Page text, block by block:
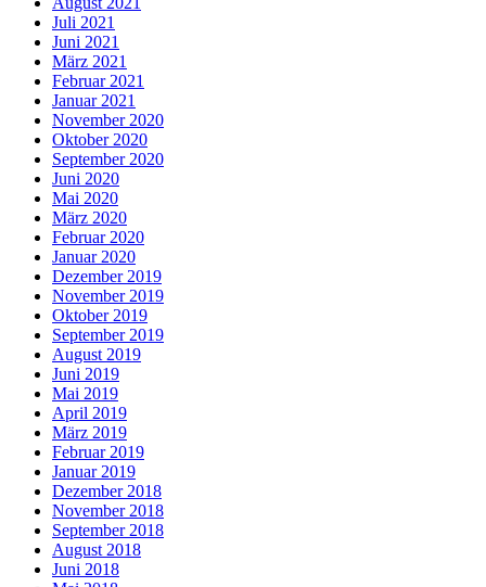
Juli 2021
Juni 2021
März 2021
Februar 2021
Januar 2021
November 2020
Oktober 2020
September 2020
Juni 2020
Mai 2020
März 2020
Februar 2020
Januar 2020
Dezember 2019
November 2019
Oktober 2019
September 2019
August 2019
Juni 2019
Mai 2019
April 2019
März 2019
Februar 2019
Januar 2019
Dezember 2018
November 2018
September 2018
August 2018
Juni 2018